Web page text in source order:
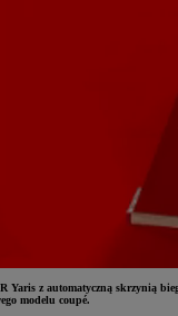
Yaris z automatyczną skrzynią
modelu coupé.